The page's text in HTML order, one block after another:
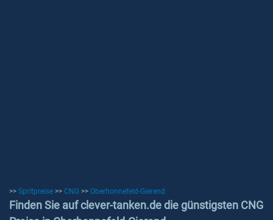
>> Spritpreise >> CNG >> Oberhonnefeld-Gierend
Finden Sie auf clever-tanken.de die günstigsten CNG